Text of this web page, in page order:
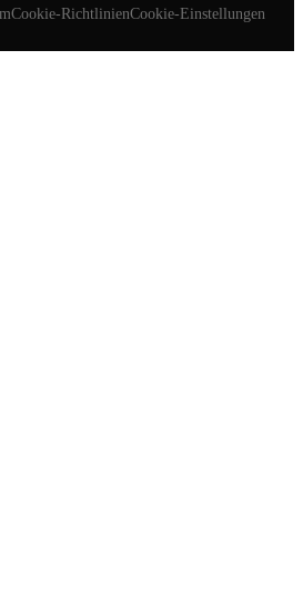
Cookie-RichtlinienCookie-Einstellungen